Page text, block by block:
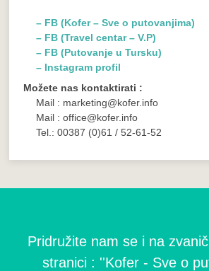
– FB (Kofer – Sve o putovanjima)
– FB (Travel centar – V.P)
– FB (Putovanje u Tursku)
– Instagram profil
Možete nas kontaktirati :
Mail : marketing@kofer.info
Mail : office@kofer.info
Tel.: 00387 (0)61 / 52-61-52
Pridružite nam se i na
stranici : ''Kofer - Sve o